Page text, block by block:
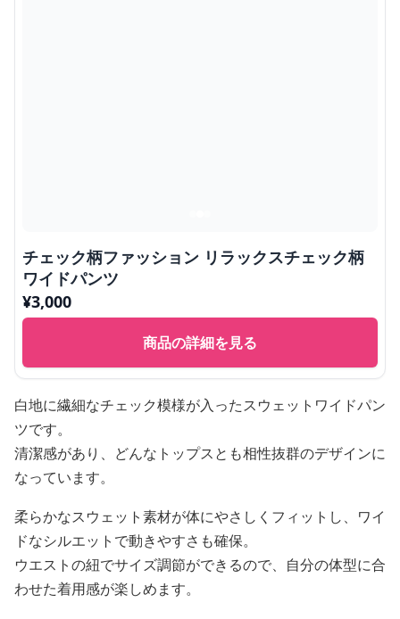
チェック柄ファッション リラックスチェック柄
ワイドパンツ
¥3,000
商品の詳細を見る
白地に繊細なチェック模様が入ったスウェットワイドパン
ツです。
清潔感があり、どんなトップスとも相性抜群のデザインに
なっています。
柔らかなスウェット素材が体にやさしくフィットし、ワイ
ドなシルエットで動きやすさも確保。
ウエストの紐でサイズ調節ができるので、自分の体型に合
わせた着用感が楽しめます。